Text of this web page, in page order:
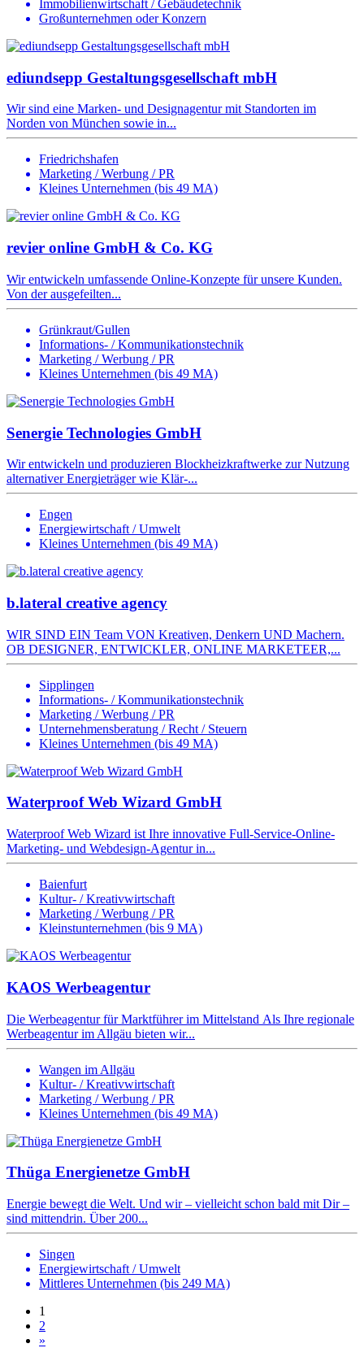
Immobilienwirtschaft / Gebäudetechnik
Großunternehmen oder Konzern
ediundsepp Gestaltungsgesellschaft mbH
Wir sind eine Marken- und Designagentur mit Standorten im
Norden von München sowie in...
Friedrichshafen
Marketing / Werbung / PR
Kleines Unternehmen (bis 49 MA)
revier online GmbH & Co. KG
Wir entwickeln umfassende Online-Konzepte für unsere Kunden.
Von der ausgefeilten...
Grünkraut/Gullen
Informations- / Kommunikationstechnik
Marketing / Werbung / PR
Kleines Unternehmen (bis 49 MA)
Senergie Technologies GmbH
Wir entwickeln und produzieren Blockheizkraftwerke zur Nutzung
alternativer Energieträger wie Klär-...
Engen
Energiewirtschaft / Umwelt
Kleines Unternehmen (bis 49 MA)
b.lateral creative agency
WIR SIND EIN Team VON Kreativen, Denkern UND Machern.
OB DESIGNER, ENTWICKLER, ONLINE MARKETEER,...
Sipplingen
Informations- / Kommunikationstechnik
Marketing / Werbung / PR
Unternehmensberatung / Recht / Steuern
Kleines Unternehmen (bis 49 MA)
Waterproof Web Wizard GmbH
Waterproof Web Wizard ist Ihre innovative Full-Service-Online-
Marketing- und Webdesign-Agentur in...
Baienfurt
Kultur- / Kreativwirtschaft
Marketing / Werbung / PR
Kleinstunternehmen (bis 9 MA)
KAOS Werbeagentur
Die Werbeagentur für Marktführer im Mittelstand Als Ihre regionale
Werbeagentur im Allgäu bieten wir...
Wangen im Allgäu
Kultur- / Kreativwirtschaft
Marketing / Werbung / PR
Kleines Unternehmen (bis 49 MA)
Thüga Energienetze GmbH
Energie bewegt die Welt. Und wir – vielleicht schon bald mit Dir –
sind mittendrin. Über 200...
Singen
Energiewirtschaft / Umwelt
Mittleres Unternehmen (bis 249 MA)
1
2
»